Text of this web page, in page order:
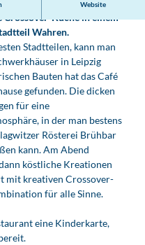
Website
serviert regional
Küche in einem
Wahren.
Stadtteilen, kann man
in Leipzig
Bauten hat das Café
gefunden. Die dicken
für eine
in der man bestens
Rösterei Brühbar
kann. Am Abend
köstliche Kreationen
mit kreativen Crossover-
für alle Sinne.
eine Kinderkarte,